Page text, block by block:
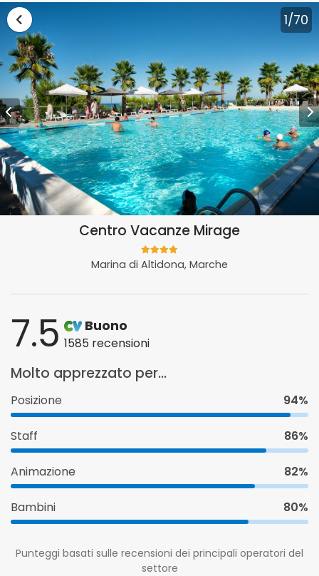
Vai alla lista vacanze Marche 1/70
Centro Vacanze Mirage
Marina di Altidona, Marche
7.5 Buono
1585 recensioni
Molto apprezzato per...
Posizione 94%
Staff 86%
Animazione 82%
Bambini 80%
Punteggi basati sulle recensioni dei principali operatori del
settore